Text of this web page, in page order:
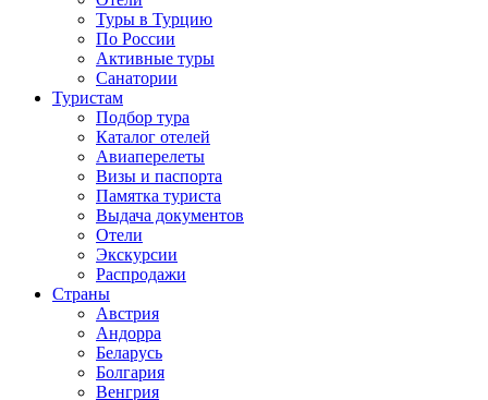
Туры в Турцию
По России
Активные туры
Санатории
Туристам
Подбор тура
Каталог отелей
Авиаперелеты
Визы и паспорта
Памятка туриста
Выдача документов
Отели
Экскурсии
Распродажи
Страны
Австрия
Андорра
Беларусь
Болгария
Венгрия